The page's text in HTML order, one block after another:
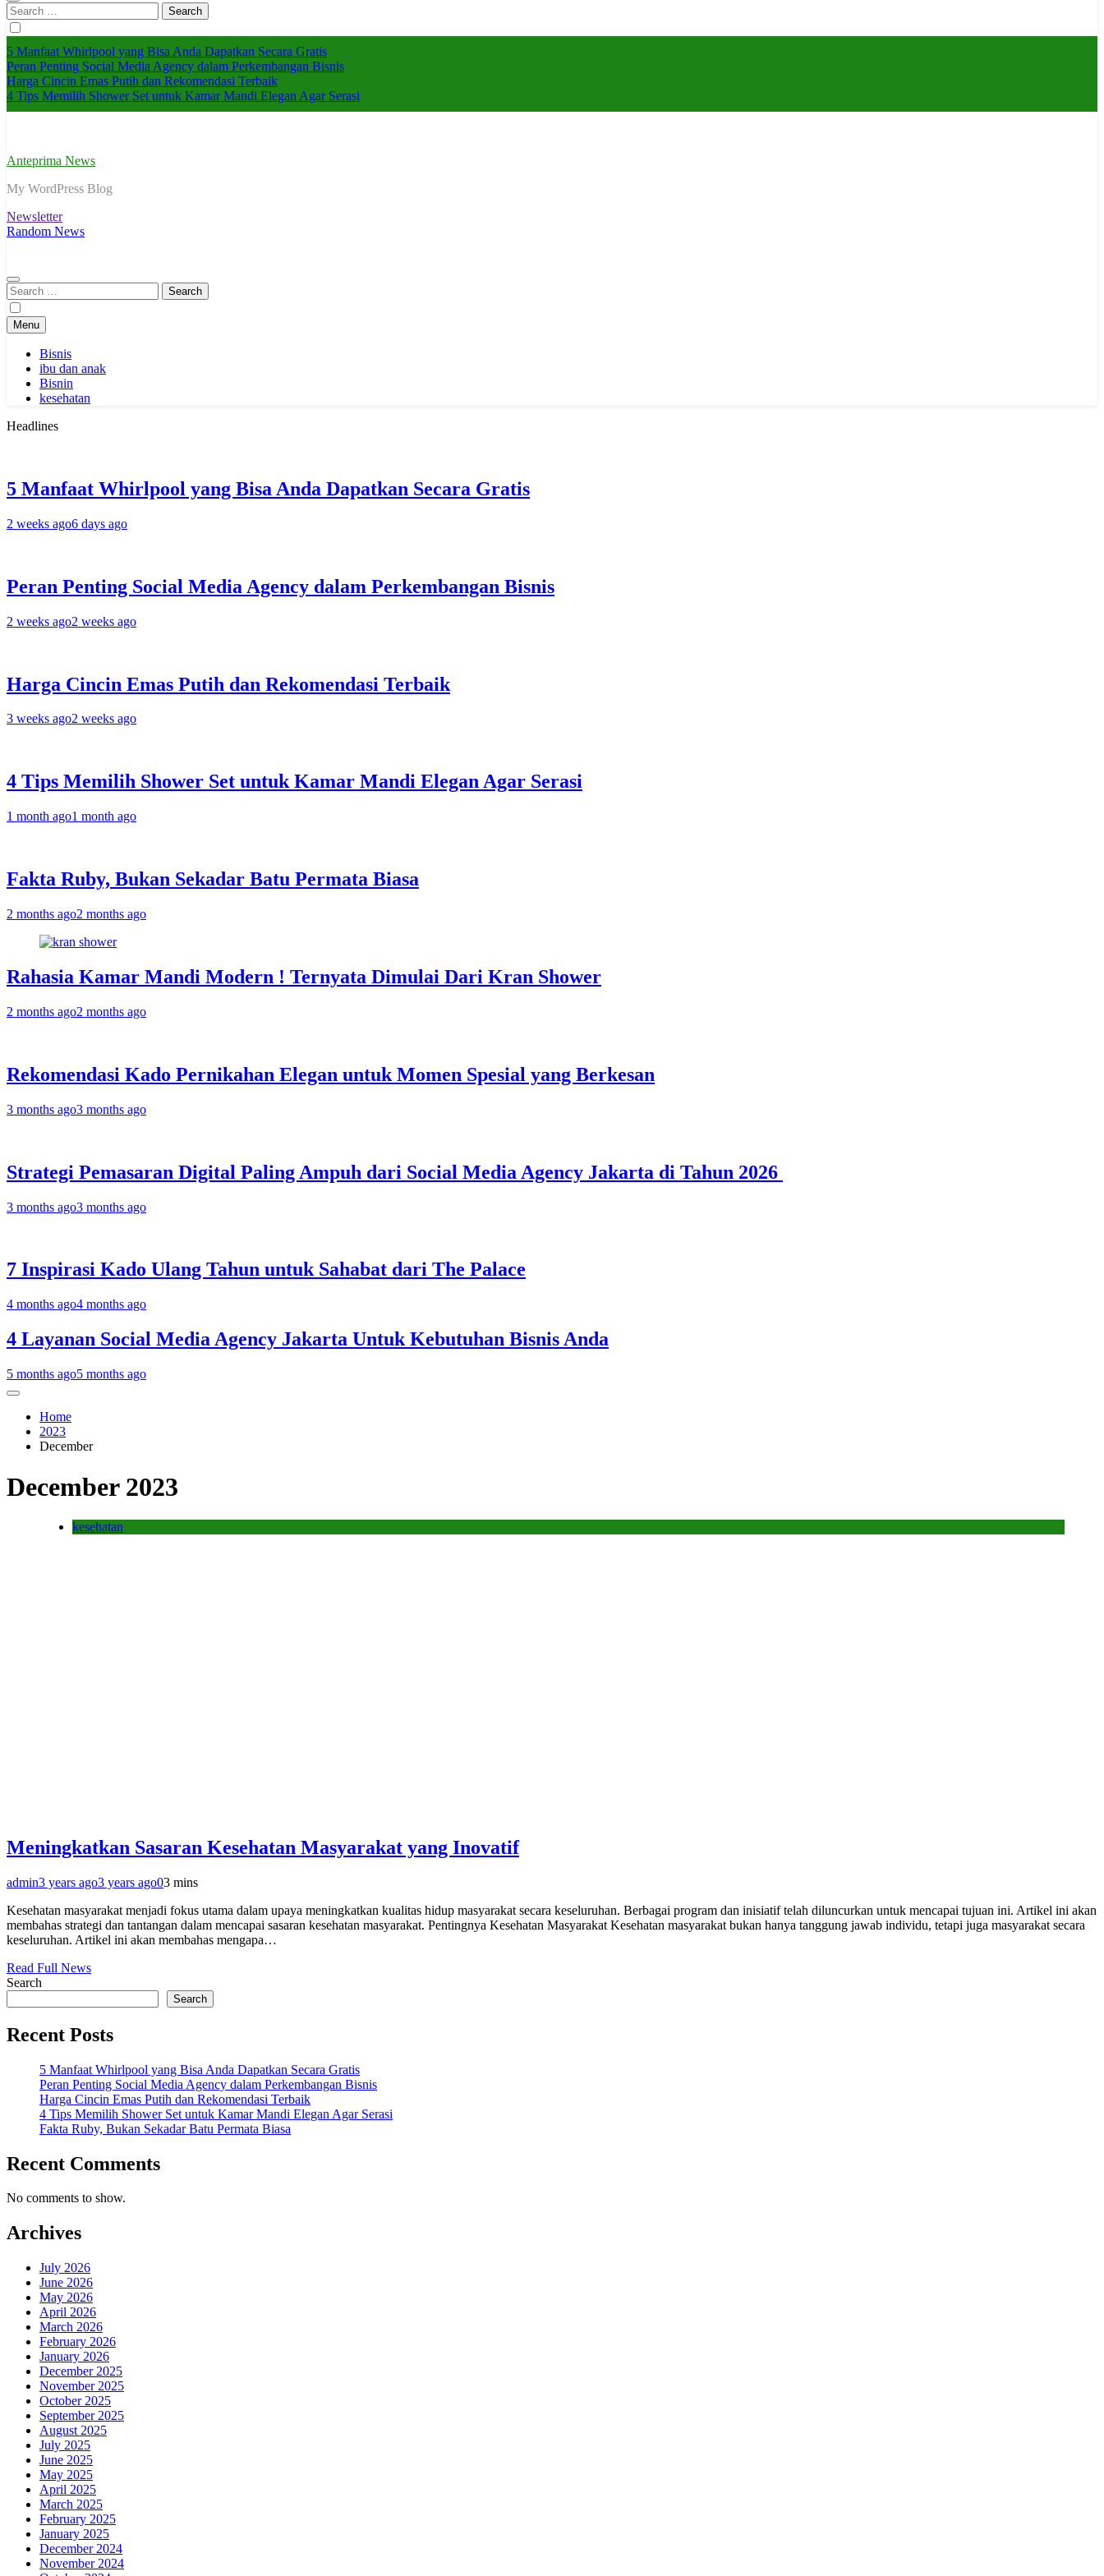
Search
for:
5 Manfaat Whirlpool yang Bisa Anda Dapatkan Secara Gratis
Peran Penting Social Media Agency dalam Perkembangan Bisnis
Harga Cincin Emas Putih dan Rekomendasi Terbaik
4 Tips Memilih Shower Set untuk Kamar Mandi Elegan Agar Serasi
Anteprima News
My WordPress Blog
Newsletter
Random News
Search
for:
Menu
Bisnis
ibu dan anak
Bisnin
kesehatan
Headlines
5 Manfaat Whirlpool yang Bisa Anda Dapatkan Secara Gratis
2 weeks ago6 days ago
Peran Penting Social Media Agency dalam Perkembangan Bisnis
2 weeks ago2 weeks ago
Harga Cincin Emas Putih dan Rekomendasi Terbaik
3 weeks ago2 weeks ago
4 Tips Memilih Shower Set untuk Kamar Mandi Elegan Agar Serasi
1 month ago1 month ago
Fakta Ruby, Bukan Sekadar Batu Permata Biasa
2 months ago2 months ago
Rahasia Kamar Mandi Modern ! Ternyata Dimulai Dari Kran Shower
2 months ago2 months ago
Rekomendasi Kado Pernikahan Elegan untuk Momen Spesial yang Berkesan
3 months ago3 months ago
Strategi Pemasaran Digital Paling Ampuh dari Social Media Agency Jakarta di Tahun 2026
3 months ago3 months ago
7 Inspirasi Kado Ulang Tahun untuk Sahabat dari The Palace
4 months ago4 months ago
4 Layanan Social Media Agency Jakarta Untuk Kebutuhan Bisnis Anda
5 months ago5 months ago
Home
2023
December
December 2023
kesehatan
Meningkatkan Sasaran Kesehatan Masyarakat yang Inovatif
admin3 years ago3 years ago03 mins
Kesehatan masyarakat menjadi fokus utama dalam upaya meningkatkan kualitas hidup masyarakat secara keseluruhan. Berbagai program dan inisiatif telah diluncurkan untuk mencapai tujuan ini. Artikel ini akan
membahas strategi dan tantangan dalam mencapai sasaran kesehatan masyarakat. Pentingnya Kesehatan Masyarakat Kesehatan masyarakat bukan hanya tanggung jawab individu, tetapi juga masyarakat secara
keseluruhan. Artikel ini akan membahas mengapa…
Read Full News
Search
Search
Recent Posts
5 Manfaat Whirlpool yang Bisa Anda Dapatkan Secara Gratis
Peran Penting Social Media Agency dalam Perkembangan Bisnis
Harga Cincin Emas Putih dan Rekomendasi Terbaik
4 Tips Memilih Shower Set untuk Kamar Mandi Elegan Agar Serasi
Fakta Ruby, Bukan Sekadar Batu Permata Biasa
Recent Comments
No comments to show.
Archives
July 2026
June 2026
May 2026
April 2026
March 2026
February 2026
January 2026
December 2025
November 2025
October 2025
September 2025
August 2025
July 2025
June 2025
May 2025
April 2025
March 2025
February 2025
January 2025
December 2024
November 2024